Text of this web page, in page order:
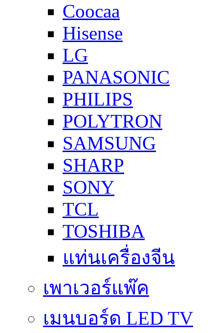
Coocaa
Hisense
LG
PANASONIC
PHILIPS
POLYTRON
SAMSUNG
SHARP
SONY
TCL
TOSHIBA
แท่นเครื่องจีน
เพาเวอร์แพ๊ค
เมนบอร์ด LED TV